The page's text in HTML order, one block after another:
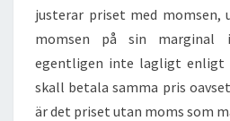
justerar priset med momsen,
momsen på sin
egentligen inte lagligt enligt
skall betala samma pris
är det priset utan moms som